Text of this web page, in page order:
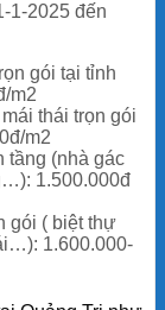
1-2025 đến
gói tại tỉnh
m2
thái trọn gói
m2
tầng (nhà gác
1.500.000đ
gói ( biệt thự
1.600.000-